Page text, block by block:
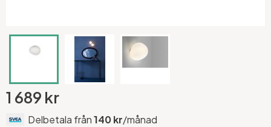
1 689 kr
Delbetala från140 kr/månad